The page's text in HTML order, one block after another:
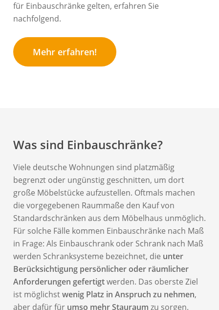
für Einbauschränke gelten, erfahren Sie
nachfolgend.
Mehr erfahren!
Was sind Einbauschränke?
Viele deutsche Wohnungen sind platzmäßig
begrenzt oder ungünstig geschnitten, um dort
große Möbelstücke aufzustellen. Oftmals machen
die vorgegebenen Raummaße den Kauf von
Standardschränken aus dem Möbelhaus unmöglich.
Für solche Fälle kommen Einbauschränke nach Maß
in Frage: Als Einbauschrank oder Schrank nach Maß
werden Schranksysteme bezeichnet, die unter
Berücksichtigung persönlicher oder räumlicher
Anforderungen gefertigtwerden. Das oberste Ziel
ist möglichstwenig Platz in Anspruch zu nehmen,
aber dafür für umso mehr Stauraum zu sorgen.